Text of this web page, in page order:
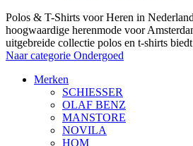
Polos & T-Shirts voor Heren in
hoogwaardige herenmode voor
uitgebreide collectie polos en t-shirts
Naar categorie Ondergoed
Merken
SCHIESSER
OLAF BENZ
MANSTORE
NOVILA
HOM